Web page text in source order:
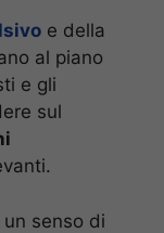
e della
al piano
e gli
sul
senso di